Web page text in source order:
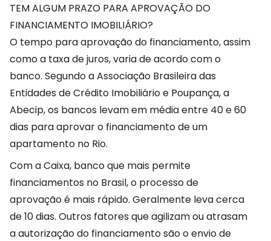
TEM ALGUM PRAZO PARA APROVAÇÃO DO
FINANCIAMENTO IMOBILIÁRIO?
O tempo para aprovação do financiamento, assim
como a taxa de juros, varia de acordo com o
banco. Segundo a Associação Brasileira das
Entidades de Crédito Imobiliário e Poupança, a
Abecip, os bancos levam em média entre 40 e 60
dias para aprovar o financiamento de um
apartamento no Rio.
Com a Caixa, banco que mais permite
financiamentos no Brasil, o processo de
aprovação é mais rápido. Geralmente leva cerca
de 10 dias. Outros fatores que agilizam ou atrasam
a autorização do financiamento são o envio de